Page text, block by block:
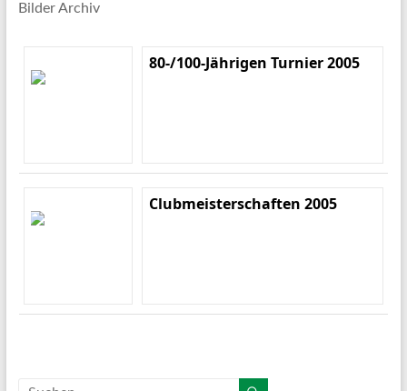
Bilder Archiv
80-/100-Jährigen Turnier 2005
Clubmeisterschaften 2005